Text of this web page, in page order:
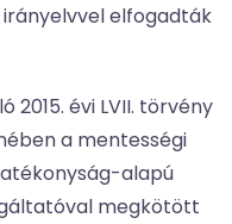
elfogadták
2015. évi LVII. törvény
a mentességi
alapú
megkötött